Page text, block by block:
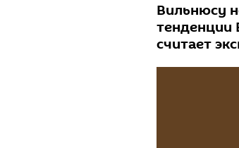
Вильнюсу
тенденции
считает